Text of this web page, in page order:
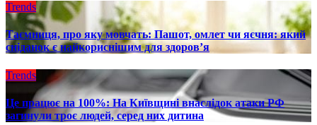
Trends
Таємниця, про яку мовчать: Пашот, омлет чи яєчня: який
сніданок є найкориснішим для здоров’я
Trends
Це працює на 100%: На Київщині внаслідок атаки РФ
загинули троє людей, серед них дитина